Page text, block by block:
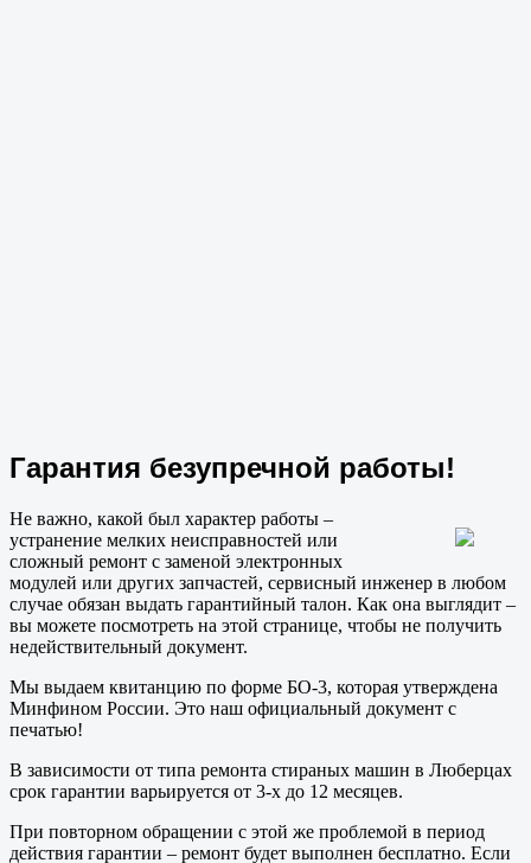
Гарантия безупречной работы!
Не важно, какой был характер работы –
устранение мелких неисправностей или
сложный ремонт с заменой электронных
модулей или других запчастей, сервисный инженер в любом
случае обязан выдать гарантийный талон. Как она выглядит –
вы можете посмотреть на этой странице, чтобы не получить
недействительный документ.
Мы выдаем квитанцию по форме БО-3, которая утверждена
Минфином России. Это наш официальный документ с
печатью!
В зависимости от типа ремонта стираных машин в Люберцах
срок гарантии варьируется от 3-х до 12 месяцев.
При повторном обращении с этой же проблемой в период
действия гарантии – ремонт будет выполнен бесплатно. Если